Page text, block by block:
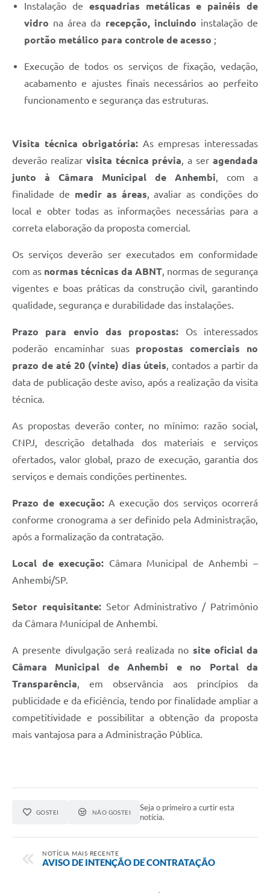
Instalação de esquadrias metálicas e painéis de
vidro na área da recepção, incluindo instalação de
portão metálico para controle de acesso ;
Execução de todos os serviços de fixação, vedação,
acabamento e ajustes finais necessários ao perfeito
funcionamento e segurança das estruturas.
Visita técnica obrigatória: As empresas interessadas
deverão realizar visita técnica prévia, a seragendada
junto à Câmara Municipal de Anhembi, com a
finalidade de medir as áreas, avaliar as condições do
local e obter todas as informações necessárias para a
correta elaboração da proposta comercial.
Os serviços deverão ser executados em conformidade
com as normas técnicas da ABNT, normas de segurança
vigentes e boas práticas da construção civil, garantindo
qualidade, segurança e durabilidade das instalações.
Prazo para envio das propostas: Os interessados
poderão encaminhar suas propostas comerciais no
prazo de até 20 (vinte) dias úteis, contados a partir da
data de publicação deste aviso, após a realização da visita
técnica.
As propostas deverão conter, no mínimo: razão social,
CNPJ, descrição detalhada dos materiais e serviços
ofertados, valor global, prazo de execução, garantia dos
serviços e demais condições pertinentes.
Prazo de execução:A execução dos serviços ocorrerá
conforme cronograma a ser definido pela Administração,
após a formalização da contratação.
Local de execução: Câmara Municipal de Anhembi –
Anhembi/SP.
Setor requisitante:Setor Administrativo / Patrimônio
da Câmara Municipal de Anhembi.
A presente divulgação será realizada no site oficial da
Câmara Municipal de Anhembi e no Portal da
Transparência, em observância aos princípios da
publicidade e da eficiência, tendo por finalidade ampliar a
competitividade e possibilitar a obtenção da proposta
mais vantajosa para a Administração Pública.
GOSTEI NÃO GOSTEI
Seja o primeiro a curtir esta
notícia.
NOTÍCIA MAIS RECENTE
AVISO DE INTENÇÃO DE CONTRATAÇÃO